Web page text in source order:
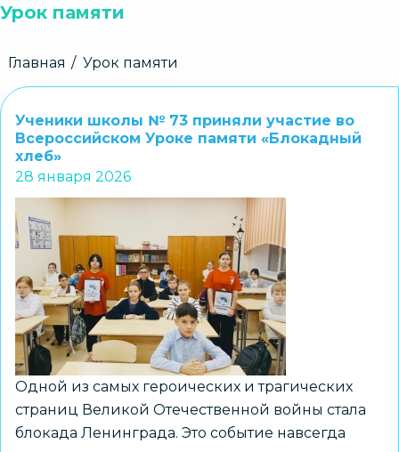
Урок памяти
Строка
Главная Урок памяти
Ученики школы № 73 приняли участие во
Всероссийском Уроке памяти «Блокадный
хлеб»
28 января 2026
Одной из самых героических и трагических
страниц Великой Отечественной войны стала
блокада Ленинграда. Это событие навсегда